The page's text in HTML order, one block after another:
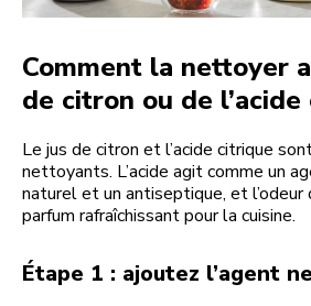
Comment la nettoyer
de citron ou de
Le jus de citron et l’acide citrique
nettoyants. L’acide agit comme un
naturel et un antiseptique, et l’odeur
parfum rafraîchissant pour la cuisine.
Étape 1 : ajoutez l’agent